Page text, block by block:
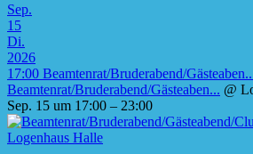
Sep.
15
Di.
2026
17:00 Beamtenrat/Bruderabend/
Beamtenrat/Bruderabend/Gästeaben... @
Sep. 15 um 17:00 – 23:00